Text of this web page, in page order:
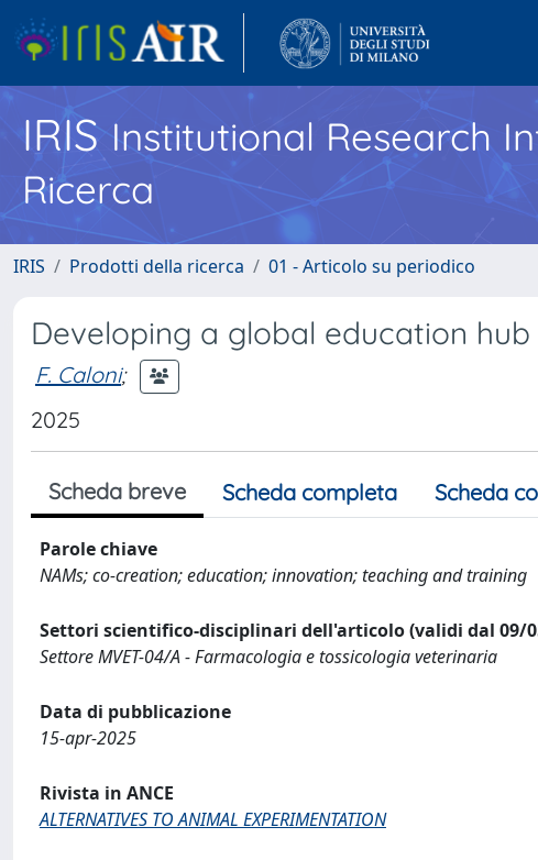
IRISInstitutional Research
Ricerca
IRIS Prodotti della ricerca 01 - Articolo su periodico
Developing a global education
F. Caloni;
2025
Scheda breve Scheda completa Scheda
Parole chiave
NAMs; co-creation; education; innovation; teaching and training
Settori scientifico-disciplinari dell'articolo (validi dal 09/
Settore MVET-04/A - Farmacologia e tossicologia veterinaria
Data di pubblicazione
15-apr-2025
Rivista in ANCE
ALTERNATIVES TO ANIMAL EXPERIMENTATION